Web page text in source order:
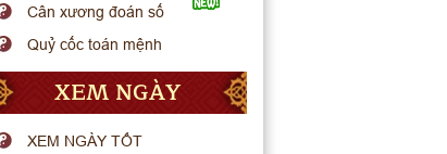
Cân xương đoán số
Quỷ cốc toán mệnh
XEM NGÀY
XEM NGÀY TỐT